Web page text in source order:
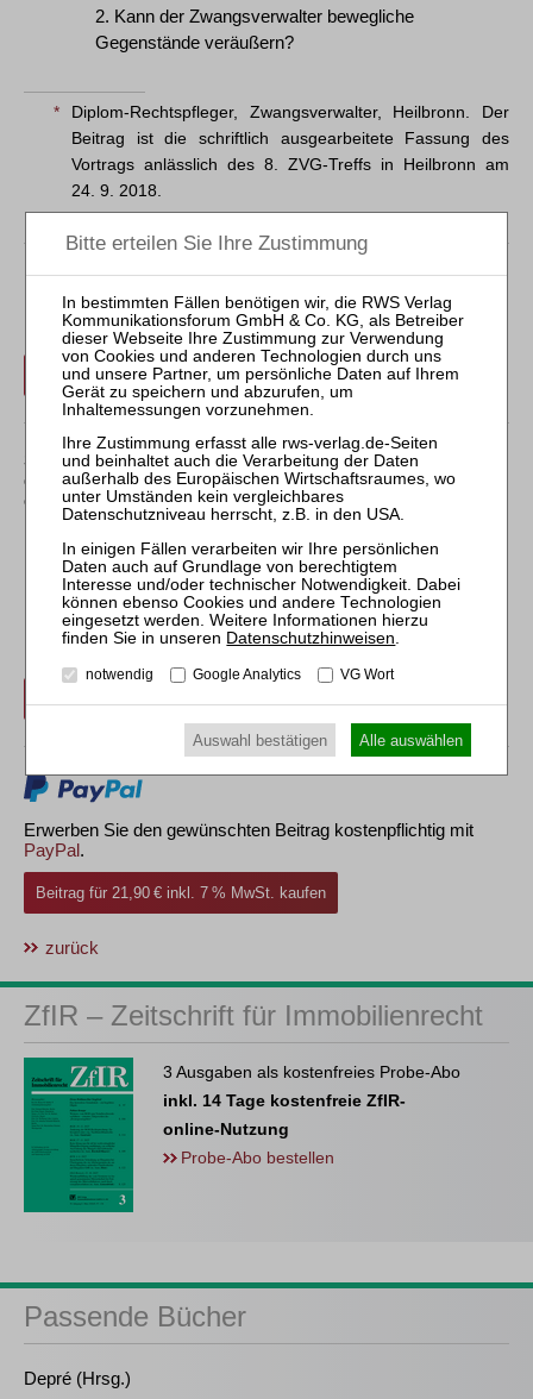
2. Kann der Zwangsverwalter bewegliche
Gegenstände veräußern?
*
Diplom-Rechtspfleger, Zwangsverwalter, Heilbronn. Der
Beitrag ist die schriftlich ausgearbeitete Fassung des
Vortrags anlässlich des 8. ZVG-Treffs in Heilbronn am
24. 9. 2018.
Der Inhalt dieses Beitrags ist nicht frei verfügbar.
Für Abonnenten ist der Zugang zu Aufsätzen und
Rechtsprechung frei.
Login
Sollten Sie über kein Abonnement verfügen, können Sie
den gewünschten Beitrag trotzdem kostenpflichtig
erwerben:
Erwerben Sie den gewünschten Beitrag kostenpflichtig per
Erwerben Sie den gewünschten Beitrag kostenpflichtig mit
PayPal.
Beitrag für 21,90 € inkl. 7 % MwSt. kaufen
zurück
ZfIR – Zeitschrift für Immobilienrecht
3 Ausgaben als kostenfreies Probe-Abo
inkl. 14 Tage kostenfreie ZfIR-
online-Nutzung
Probe-Abo bestellen
Passende Bücher
Depré (Hrsg.)
Datenschutzhinweisen
notwendig Google Analytics VG Wort
Auswahl bestätigen Alle auswählen